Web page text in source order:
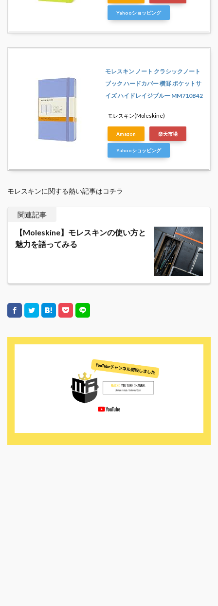
Yahooショッピング
モレスキン ノート クラシックノート
ブック ハードカバー 横罫 ポケットサ
イズ ハイドレイジブルー MM710B42
モレスキン(Moleskine)
Amazon 楽天市場
Yahooショッピング
モレスキンに関する熱い記事はコチラ
関連記事
【Moleskine】モレスキンの使い方と
魅力を語ってみる